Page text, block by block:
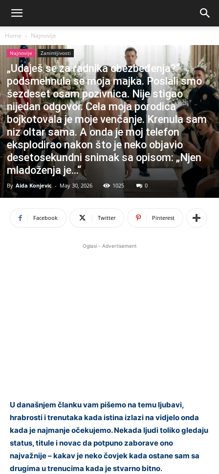
Home Najnovije
Najnovije Zanimljivosti
„Udaješ se za radnika obezbeđenja?“
podsmehnula se moja majka. Poslali smo
šezdeset osam pozivnica. Nije stigao
nijedan odgovor. Cela moja porodica
bojkotovala je moje venčanje. Krenula sam
niz oltar sama. A onda je moj telefon
eksplodirao nakon što je neko objavio
desetosekundni snimak sa opisom: „Njen
mladoženja je…“
By Aida Konjevic - May 30, 2026 1025 0
Facebook Twitter Pinterest
Oglasi - Advertisement
U današnjem članku vam pišemo na temu ljubavi,
hrabrosti i trenutaka kada istina izlazi na vidjelo onda
kada je najmanje očekujemo. Nekada ljudi toliko gledaju
status, titule i novac da potpuno zaborave ono
najvažnije – kakav je neko čovjek kada ostane sam sa
drugima u trenucima kada je stvarno bitno.